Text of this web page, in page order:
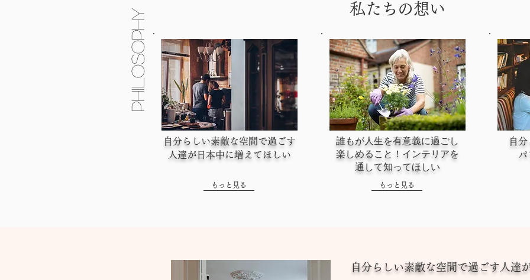
私たちの想い
Philosophy
自分らしい素敵な空間で過ごす
人達が日本中に増えてほしい
もっと見る
​誰もが人生を有意義に過ごし
楽しめること！インテリアを
通して知ってほしい
もっと見る
自
自分らしい素敵な空間で過ごす人達